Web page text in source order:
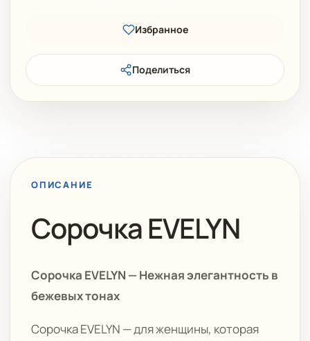
Избранное
Поделиться
ОПИСАНИЕ
Сорочка EVELYN
Сорочка EVELYN — Нежная элегантность в
бежевых тонах
Сорочка EVELYN — для женщины, которая